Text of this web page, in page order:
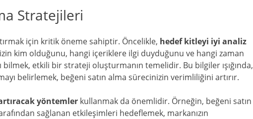
Stratejileri
için kritik öneme sahiptir. Öncelikle, hedef kitleyi iyi analiz
kim olduğunu, hangi içeriklere ilgi duyduğunu ve hangi zaman
etkili bir strateji oluşturmanın temelidir. Bu bilgiler ışığında,
belirlemek, beğeni satın alma sürecinizin verimliliğini artırır.
yöntemler kullanmak da önemlidir. Örneğin, beğeni satın
sağlanan etkileşimleri hedeflemek, markanızın